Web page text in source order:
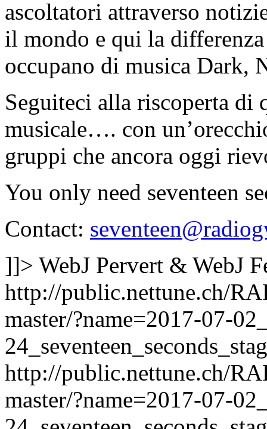
ascoltatori attraverso
il mondo e qui la
occupano di musica Dark,
Seguiteci alla riscoperta di
musicale…. con
gruppi che ancora oggi
You only need seventeen
Contact:
]]> WebJ Pervert & WebJ
http://public.nettune.ch/
master/?name=2017-07-
http://public.nettune.ch/
master/?name=2017-07-